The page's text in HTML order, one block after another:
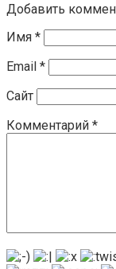
Добавить
Имя *
Email *
Сайт
Комментарий *